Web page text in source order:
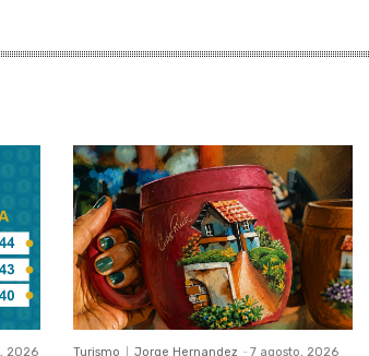
2026 Turismo Jorge Hernandez - 7 agosto, 2026